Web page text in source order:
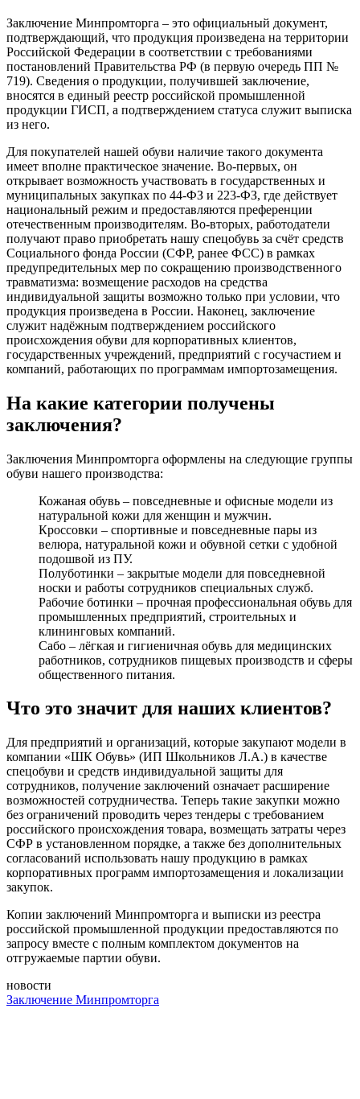
Заключение Минпромторга – это официальный документ,
подтверждающий, что продукция произведена на территории
Российской Федерации в соответствии с требованиями
постановлений Правительства РФ (в первую очередь ПП №
719). Сведения о продукции, получившей заключение,
вносятся в единый реестр российской промышленной
продукции ГИСП, а подтверждением статуса служит выписка
из него.
Для покупателей нашей обуви наличие такого документа
имеет вполне практическое значение. Во-первых, он
открывает возможность участвовать в государственных и
муниципальных закупках по 44-ФЗ и 223-ФЗ, где действует
национальный режим и предоставляются преференции
отечественным производителям. Во-вторых, работодатели
получают право приобретать нашу спецобувь за счёт средств
Социального фонда России (СФР, ранее ФСС) в рамках
предупредительных мер по сокращению производственного
травматизма: возмещение расходов на средства
индивидуальной защиты возможно только при условии, что
продукция произведена в России. Наконец, заключение
служит надёжным подтверждением российского
происхождения обуви для корпоративных клиентов,
государственных учреждений, предприятий с госучастием и
компаний, работающих по программам импортозамещения.
На какие категории получены
заключения?
Заключения Минпромторга оформлены на следующие группы
обуви нашего производства:
Кожаная обувь – повседневные и офисные модели из
натуральной кожи для женщин и мужчин.
Кроссовки – спортивные и повседневные пары из
велюра, натуральной кожи и обувной сетки с удобной
подошвой из ПУ.
Полуботинки – закрытые модели для повседневной
носки и работы сотрудников специальных служб.
Рабочие ботинки – прочная профессиональная обувь для
промышленных предприятий, строительных и
клининговых компаний.
Сабо – лёгкая и гигиеничная обувь для медицинских
работников, сотрудников пищевых производств и сферы
общественного питания.
Что это значит для наших клиентов?
Для предприятий и организаций, которые закупают модели в
компании «ШК Обувь» (ИП Школьников Л.А.) в качестве
спецобуви и средств индивидуальной защиты для
сотрудников, получение заключений означает расширение
возможностей сотрудничества. Теперь такие закупки можно
без ограничений проводить через тендеры с требованием
российского происхождения товара, возмещать затраты через
СФР в установленном порядке, а также без дополнительных
согласований использовать нашу продукцию в рамках
корпоративных программ импортозамещения и локализации
закупок.
Копии заключений Минпромторга и выписки из реестра
российской промышленной продукции предоставляются по
запросу вместе с полным комплектом документов на
отгружаемые партии обуви.
новости
Заключение Минпромторга